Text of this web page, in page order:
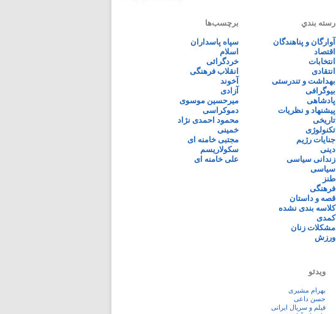
رسته بندي
آوارگان و پناهندگان
اقتصاد
انتخابات
انتقادی
بهداشت و تندرستی
بیوگرافی
پادشاهی
پیشنهاد و نظریات
تاریخی
تکنولوژی
جنایات رژیم
دینی
زندانی سیاسی
سیاسی
طنز
فرهنگی
قصه و داستان
کلاسه بندی نشده
کمدی
مشکلات زنان
ورزش
برچسب‌ها
سپاه پاسداران
اسلام
خردگرائی
انقلاب فرهنگی
آخوند
آزادی
میرحسین موسوی
دموکراسی
محمود احمدی نژاد
خمینی
مجتبی خامنه ای
سکولاریسم
علی خامنه ای
ویدئو
بهرام مشیری
حسن داعی
فيلم و سريال ايرانی